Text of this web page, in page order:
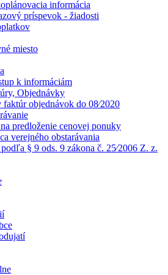
informácia
príspevok - žiadosti
miesto
k informáciám
Objednávky
objednávok do 08⁄2020
predloženie cenovej ponuky
verejného obstarávania
§ 9 ods. 9 zákona č. 25⁄2006 Z. z.